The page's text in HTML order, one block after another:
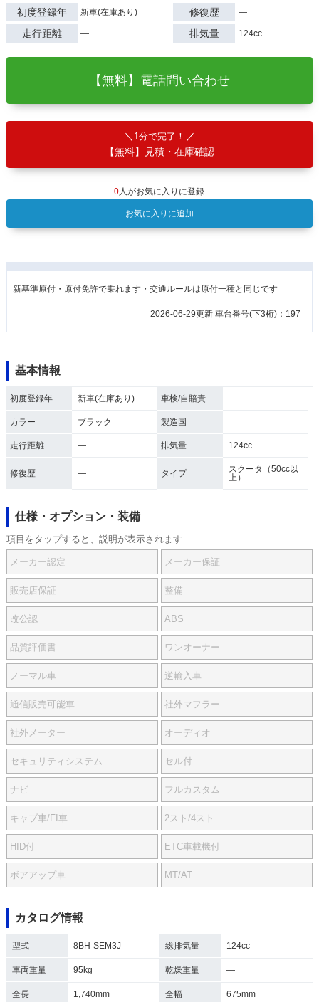
初度登録年 新車(在庫あり) 修復歴 ―
走行距離 ― 排気量 124cc
【無料】電話問い合わせ
1分で完了！
【無料】見積・在庫確認
0人がお気に入りに登録
お気に入りに追加
新基準原付・原付免許で乗れます・交通ルールは原付一種と同じです
2026-06-29更新 車台番号(下3桁)：197
基本情報
初度登録年 新車(在庫あり) 車検/自賠責 ―
カラー ブラック 製造国
走行距離 ― 排気量 124cc
修復歴 ― タイプ
スクータ（50cc以
上）
仕様・オプション・装備
項目をタップすると、説明が表示されます
メーカー認定 メーカー保証
販売店保証 整備
改公認 ABS
品質評価書 ワンオーナー
ノーマル車 逆輸入車
通信販売可能車 社外マフラー
社外メーター オーディオ
セキュリティシステム セル付
ナビ フルカスタム
キャブ車/FI車 2スト/4スト
HID付 ETC車載機付
ボアアップ車 MT/AT
カタログ情報
型式 8BH-SEM3J 総排気量 124cc
車両重量 95kg 乾燥重量 ―
全長 1,740mm 全幅 675mm